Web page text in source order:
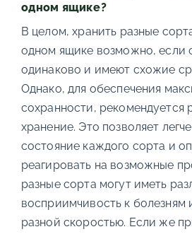
одном ящике?
В целом, хранить разные
одном ящике возможно, если
одинаково и имеют схожие
Однако, для обеспечения
сохранности, рекомендуется
хранение. Это позволяет
состояние каждого сорта и
реагировать на возможные
разные сорта могут иметь
восприимчивость к болезням
разной скоростью. Если же